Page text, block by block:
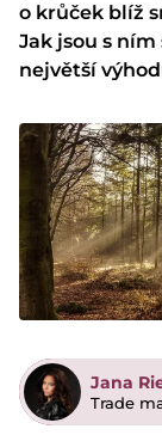
o krůček blíž
Jak jsou s
největší
Jana
Trade